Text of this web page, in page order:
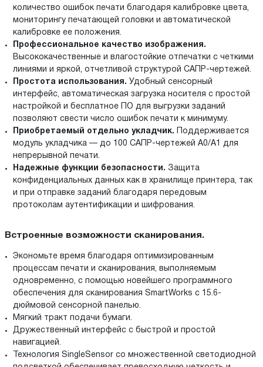
количество ошибок печати благодаря калибровке цвета,
мониторингу печатающей головки и автоматической
калибровке ее положения.
Профессиональное качество изображения.
Высококачественные и влагостойкие отпечатки с четкими
линиями и яркой, отчетливой структурой САПР-чертежей.
Простота использования. Удобный сенсорный
интерфейс, автоматическая загрузка носителя с простой
настройкой и бесплатное ПО для выгрузки заданий
позволяют свести число ошибок печати к минимуму.
Приобретаемый отдельно укладчик.
Поддерживается
модуль укладчика — до 100 САПР-чертежей A0/A1 для
непрерывной печати.
Надежные функции безопасности. Защита
конфиденциальных данных как в хранилище принтера, так
и при отправке заданий благодаря передовым
протоколам аутентификации и шифрования.
Встроенные возможности сканирования.
Экономьте время благодаря оптимизированным
процессам печати и сканирования, выполняемым
одновременно, с помощью новейшего программного
обеспечения для сканирования SmartWorks с 15.6-
дюймовой сенсорной панелью.
Мягкий тракт подачи бумаги.
Дружественный интерфейс с быстрой и простой
навигацией.
Технология SingleSensor со множественной светодиодной